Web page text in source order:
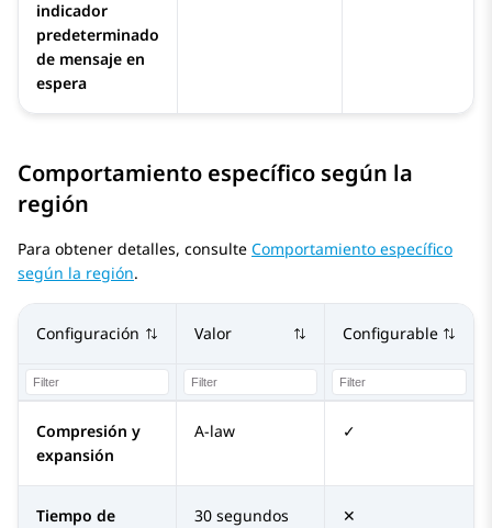
indicador
predeterminado
de mensaje en
espera
Comportamiento específico según la
región
Para obtener detalles, consulte Comportamiento específico
según la región.
Configuración Valor Configurable
Compresión y
expansión
A-law ✓
Tiempo de
30 segundos
✕